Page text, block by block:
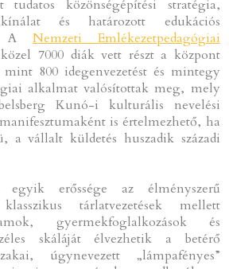
közönségépítési stratégia,
és határozott edukációs
A Nemzeti Emlékezetpedagógiai
7000 diák vett részt a központ
800 idegenvezetést és mintegy
alkalmat valósítottak meg, mely
Kunó-i kulturális nevelési
is értelmezhető, ha
a vállalt küldetés huszadik századi
egyik erőssége az élményszerű
tárlatvezetések mellett
gyermekfoglalkozások és
skáláját élvezhetik a betérő
úgynevezett „lámpafényes”